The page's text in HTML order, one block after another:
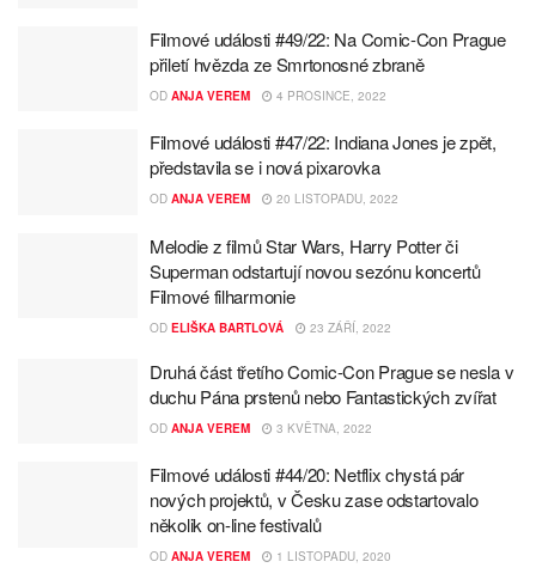
Filmové události #49/22: Na Comic-Con Prague
přiletí hvězda ze Smrtonosné zbraně
OD ANJA VEREM 4 PROSINCE, 2022
Filmové události #47/22: Indiana Jones je zpět,
představila se i nová pixarovka
OD ANJA VEREM 20 LISTOPADU, 2022
Melodie z filmů Star Wars, Harry Potter či
Superman odstartují novou sezónu koncertů
Filmové filharmonie
OD ELIŠKA BARTLOVÁ 23 ZÁŘÍ, 2022
Druhá část třetího Comic-Con Prague se nesla v
duchu Pána prstenů nebo Fantastických zvířat
OD ANJA VEREM 3 KVĚTNA, 2022
Filmové události #44/20: Netflix chystá pár
nových projektů, v Česku zase odstartovalo
několik on-line festivalů
OD ANJA VEREM 1 LISTOPADU, 2020